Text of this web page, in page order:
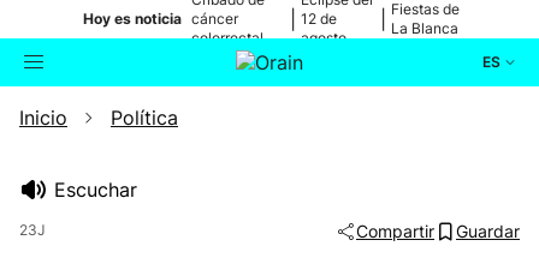
Hoy es noticia cáncer
colorrectal
12 de
agosto
Fiestas de
La Blanca
ES
Buscador
Inicio Política
Escuchar
23J Compartir Guardar